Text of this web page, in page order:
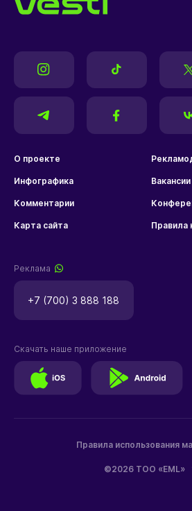
О проекте
Инфографика Вакансии
Комментарии
Карта сайта Правила
Реклама
+7 (700) 3 888 188
©2026 ТОО «EML»
Правила использования
Скачать наше приложение